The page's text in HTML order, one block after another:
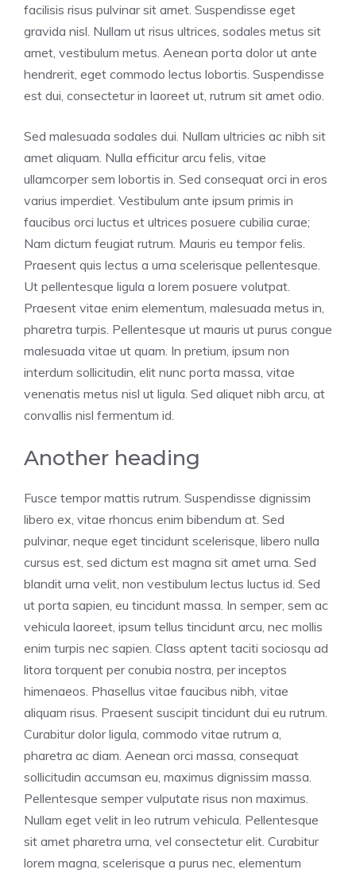
facilisis risus pulvinar sit amet. Suspendisse eget
gravida nisl. Nullam ut risus ultrices, sodales metus sit
amet, vestibulum metus. Aenean porta dolor ut ante
hendrerit, eget commodo lectus lobortis. Suspendisse
est dui, consectetur in laoreet ut, rutrum sit amet odio.
Sed malesuada sodales dui. Nullam ultricies ac nibh sit
amet aliquam. Nulla efficitur arcu felis, vitae
ullamcorper sem lobortis in. Sed consequat orci in eros
varius imperdiet. Vestibulum ante ipsum primis in
faucibus orci luctus et ultrices posuere cubilia curae;
Nam dictum feugiat rutrum. Mauris eu tempor felis.
Praesent quis lectus a urna scelerisque pellentesque.
Ut pellentesque ligula a lorem posuere volutpat.
Praesent vitae enim elementum, malesuada metus in,
pharetra turpis. Pellentesque ut mauris ut purus congue
malesuada vitae ut quam. In pretium, ipsum non
interdum sollicitudin, elit nunc porta massa, vitae
venenatis metus nisl ut ligula. Sed aliquet nibh arcu, at
convallis nisl fermentum id.
Another heading
Fusce tempor mattis rutrum. Suspendisse dignissim
libero ex, vitae rhoncus enim bibendum at. Sed
pulvinar, neque eget tincidunt scelerisque, libero nulla
cursus est, sed dictum est magna sit amet urna. Sed
blandit urna velit, non vestibulum lectus luctus id. Sed
ut porta sapien, eu tincidunt massa. In semper, sem ac
vehicula laoreet, ipsum tellus tincidunt arcu, nec mollis
enim turpis nec sapien. Class aptent taciti sociosqu ad
litora torquent per conubia nostra, per inceptos
himenaeos. Phasellus vitae faucibus nibh, vitae
aliquam risus. Praesent suscipit tincidunt dui eu rutrum.
Curabitur dolor ligula, commodo vitae rutrum a,
pharetra ac diam. Aenean orci massa, consequat
sollicitudin accumsan eu, maximus dignissim massa.
Pellentesque semper vulputate risus non maximus.
Nullam eget velit in leo rutrum vehicula. Pellentesque
sit amet pharetra urna, vel consectetur elit. Curabitur
lorem magna, scelerisque a purus nec, elementum